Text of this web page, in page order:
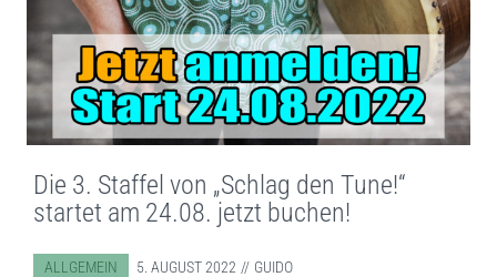
Die 3. Staffel von „Schlag den Tune!“
startet am 24.08. jetzt buchen!
ABGELEGT IN:
ALLGEMEIN 5. AUGUST 2022 GUIDO